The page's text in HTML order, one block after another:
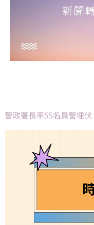
警政署長率55名員警埋